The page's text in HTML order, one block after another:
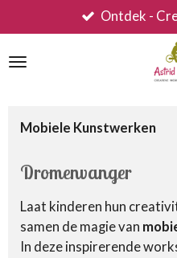
direct
naar
Ontdek -
Mobiele Kunstwerken
Dromenvanger
Laat kinderen hun
samen de magie van
In deze inspirerende